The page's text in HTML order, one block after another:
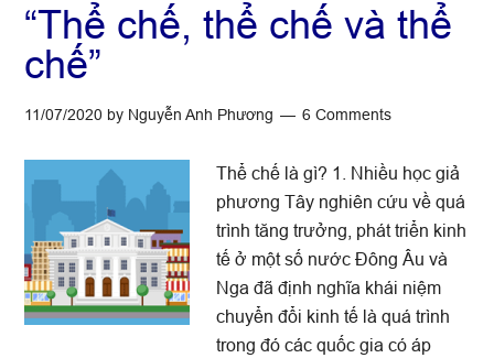
“Thể chế, thể chế và thể
chế”
11/07/2020 by Nguyễn Anh Phương 6 Comments
Thể chế là gì? 1. Nhiều học giả
phương Tây nghiên cứu về quá
trình tăng trưởng, phát triển kinh
tế ở một số nước Đông Âu và
Nga đã định nghĩa khái niệm
chuyển đổi kinh tế là quá trình
trong đó các quốc gia có áp